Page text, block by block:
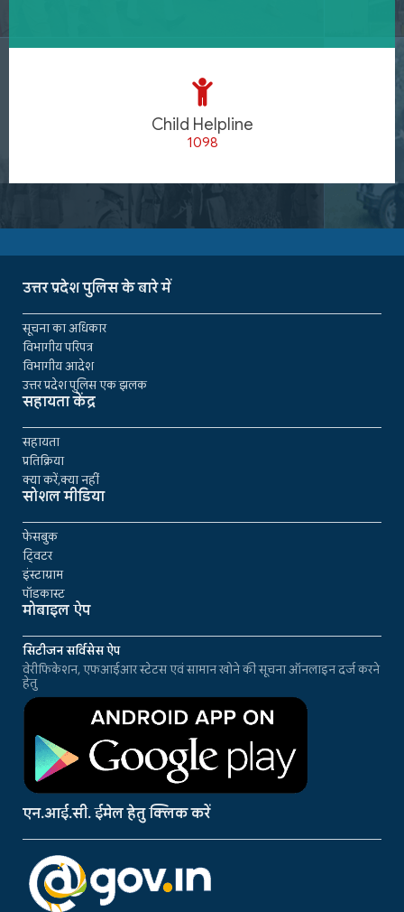
Child Helpline
1098
उत्तर प्रदेश पुलिस के बारे में
सूचना का अधिकार
विभागीय परिपत्र
विभागीय आदेश
उत्तर प्रदेश पुलिस एक झलक
सहायता केंद्र
सहायता
प्रतिक्रिया
क्या करें,क्या नहीं
सोशल मीडिया
फेसबुक
ट्विटर
इंस्टाग्राम
पॉडकास्ट
मोबाइल ऐप
सिटीजन सर्विसेस ऐप
वेरीफिकेशन, एफआईआर स्टेटस एवं सामान खोने की सूचना ऑनलाइन दर्ज करने
हेतु
एन.आई.सी. ईमेल हेतु क्लिक करें